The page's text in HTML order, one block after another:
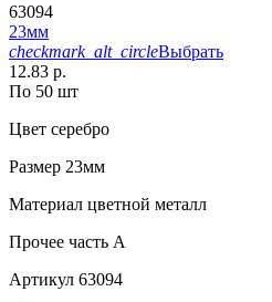
63094
23мм
checkmark_alt_circleВыбрать
12.83 р.
По 50 шт
Цвет серебро
Размер 23мм
Материал цветной металл
Прочее часть A
Артикул 63094